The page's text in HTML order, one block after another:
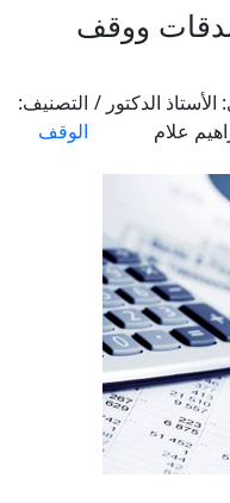
ووقف
الأستاذ الدكتور /
علام
التصنيف:
الوقف